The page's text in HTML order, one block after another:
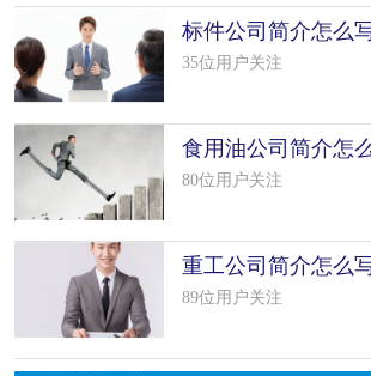
标件公司简介怎么
文）
35位用户关注
食用油公司简介怎
范文）
80位用户关注
重工公司简介怎么
文）
89位用户关注